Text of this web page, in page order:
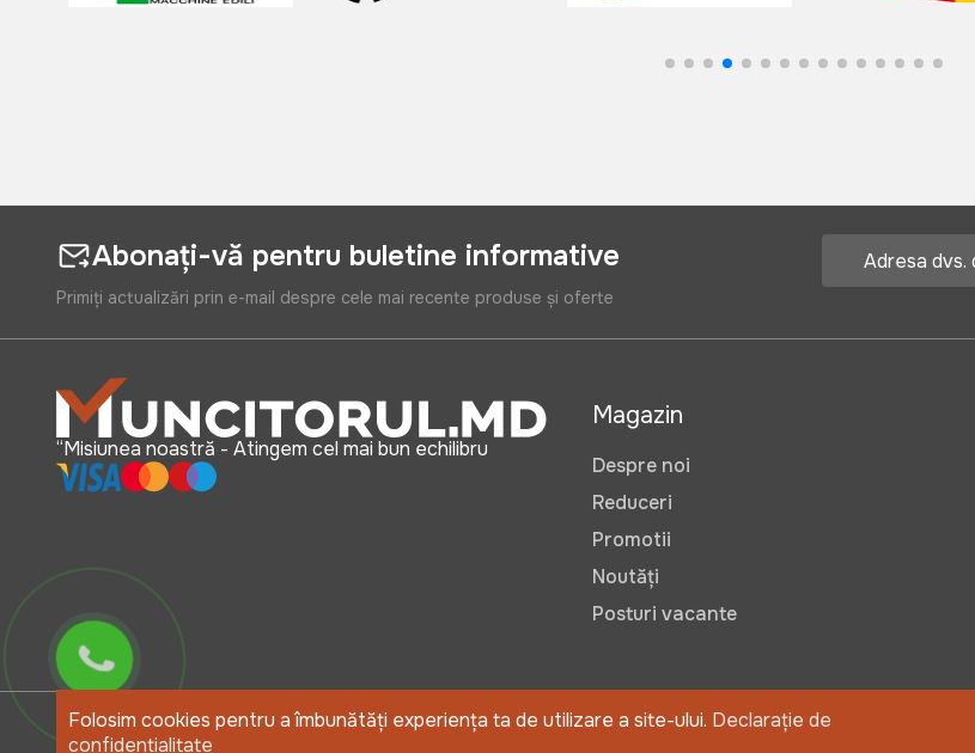
Abonați-vă pentru buletine informative
Primiți actualizări prin e-mail despre cele mai recente produse și oferte
“Misiunea noastră - Atingem cel mai bun echilibru
Magazin
Despre noi
Reduceri
Promotii
Noutăți
Posturi vacante
©2026 OlisGrup SRL
Folosim cookies pentru a îmbunătăți experiența ta de utilizare a site-ului. Declarație de
confidențialitate